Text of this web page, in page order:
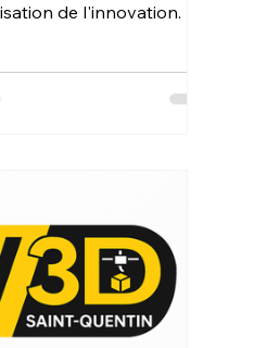
de l'innovation. Il
éliminant les barrières
solution sur mesure.
le potentiel créatif en
une technologie de
expertise
pour un